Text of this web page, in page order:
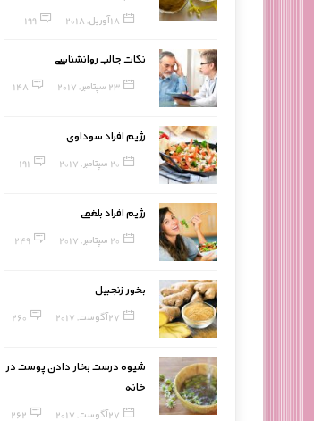
18 آوریل, 2018 199
نکات جالب روانشناسی
23 سپتامبر, 2017 148
رژیم افراد سوداوی
20 سپتامبر, 2017 191
رژیم افراد بلغمی
20 سپتامبر, 2017 249
بخور زنجبیل
27 آگوست, 2017 260
شیوه درست بخار دادن پوست در
خانه
27 آگوست, 2017 262